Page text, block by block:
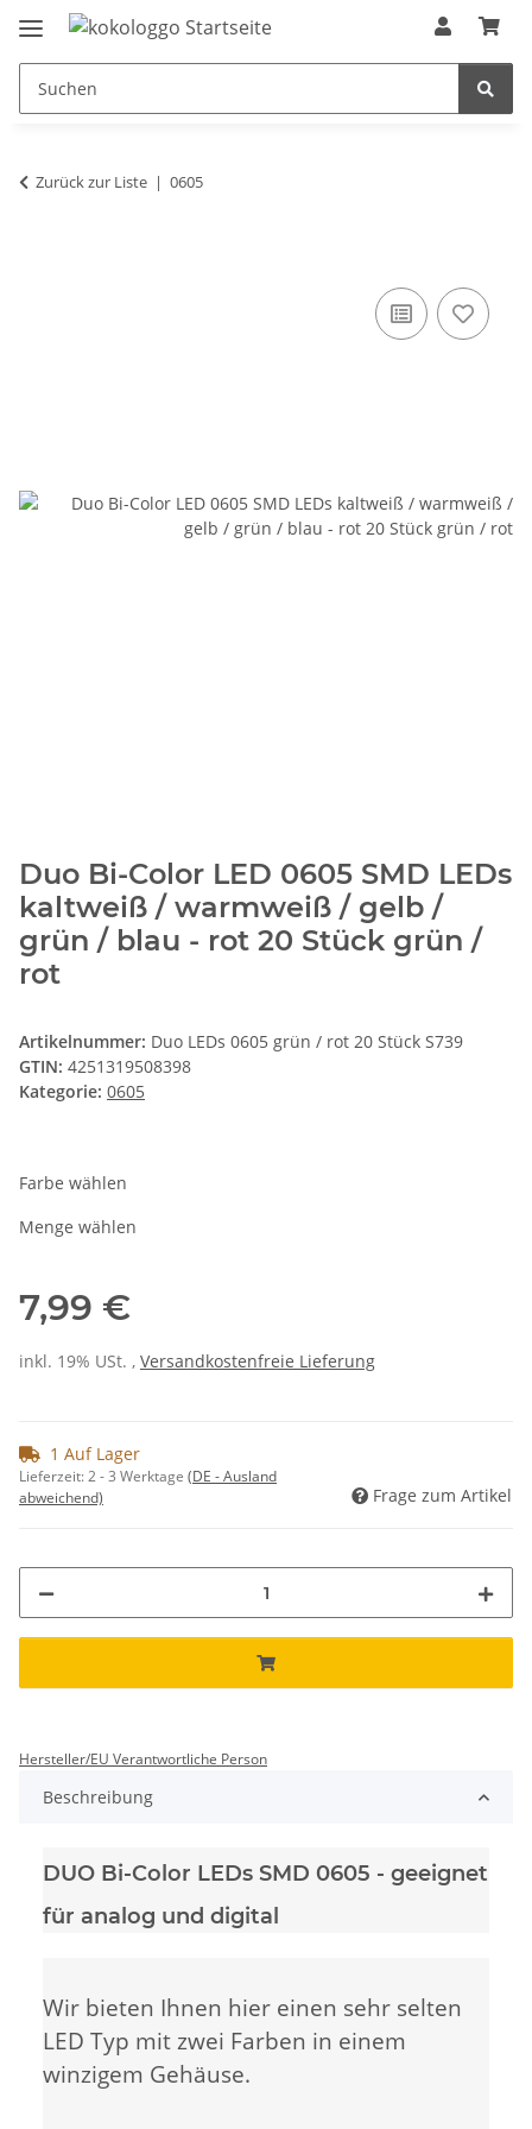
Zurück zur Liste 0605
Duo Bi-Color LED 0605 SMD LEDs
kaltweiß / warmweiß / gelb /
grün / blau - rot 20 Stück grün /
rot
Artikelnummer: Duo LEDs 0605 grün / rot 20 Stück S739
GTIN: 4251319508398
Kategorie: 0605
Farbe wählen
Menge wählen
7,99 €
inkl. 19% USt. , Versandkostenfreie Lieferung
1 Auf Lager
Lieferzeit:2 - 3 Werktage (DE - Ausland
abweichend)
Frage zum Artikel
Hersteller/EU Verantwortliche Person
Beschreibung
DUO Bi-Color LEDs SMD 0605 - geeignet
für analog und digital
Wir bieten Ihnen hier einen sehr selten
LED Typ mit zwei Farben in einem
winzigem Gehäuse.